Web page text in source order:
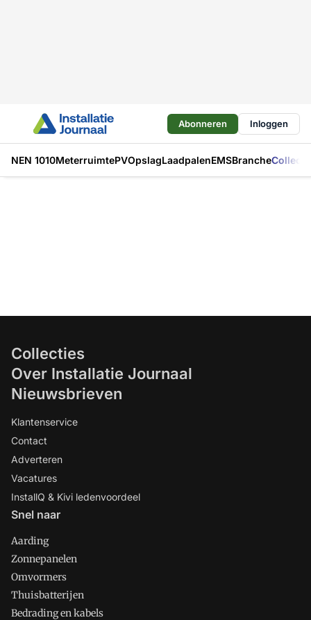
Abonneren Inloggen
NEN 1010MeterruimtePVOpslagLaadpalenEMSBranche
Collecties
Over Installatie Journaal
Nieuwsbrieven
Klantenservice
Contact
Adverteren
Vacatures
InstallQ & Kivi ledenvoordeel
Snel naar
Aarding
Zonnepanelen
Omvormers
Thuisbatterijen
Bedrading en kabels